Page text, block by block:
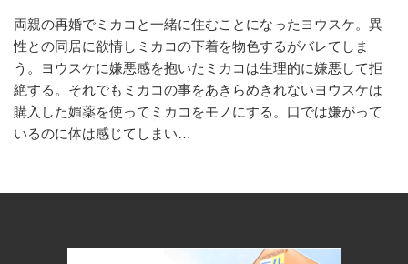
両親の再婚でミカコと一緒に住むことになったヨウスケ。異
性との同居に欲情しミカコの下着を物色するがバレてしま
う。ヨウスケに嫌悪感を抱いたミカコは生理的に嫌悪して拒
絶する。それでもミカコの事をあきらめきれないヨウスケは
購入した媚薬を使ってミカコをモノにする。口では嫌がって
いるのに体は感じてしまい…